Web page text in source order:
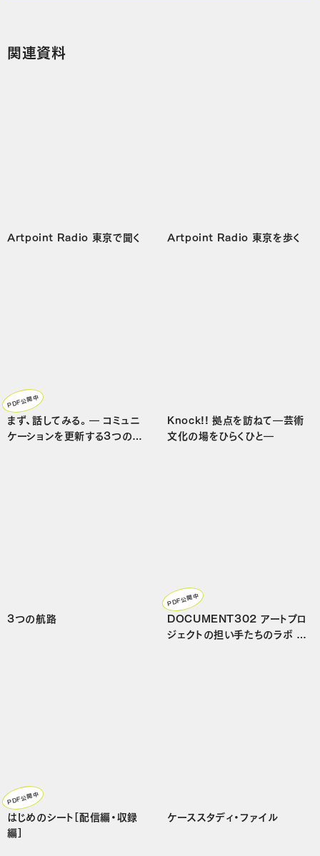
関連資料
Artpoint Radio 東京で聞く Artpoint Radio 東京を歩く
まず、話してみる。― コミュニ
ケーションを更新する3つの実
PDF公開中
Knock!! 拠点を訪ねて―芸術
文化の場をひらくひと―
3つの航路
DOCUMENT302 アートプロ
ジェクトの担い手たちのラボ R
PDF公開中
はじめのシート［配信編・収録
編］
PDF公開中
ケーススタディ・ファイル